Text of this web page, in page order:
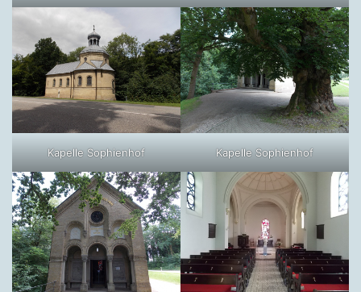
Kapelle Sophienhof Kapelle Sophienhof